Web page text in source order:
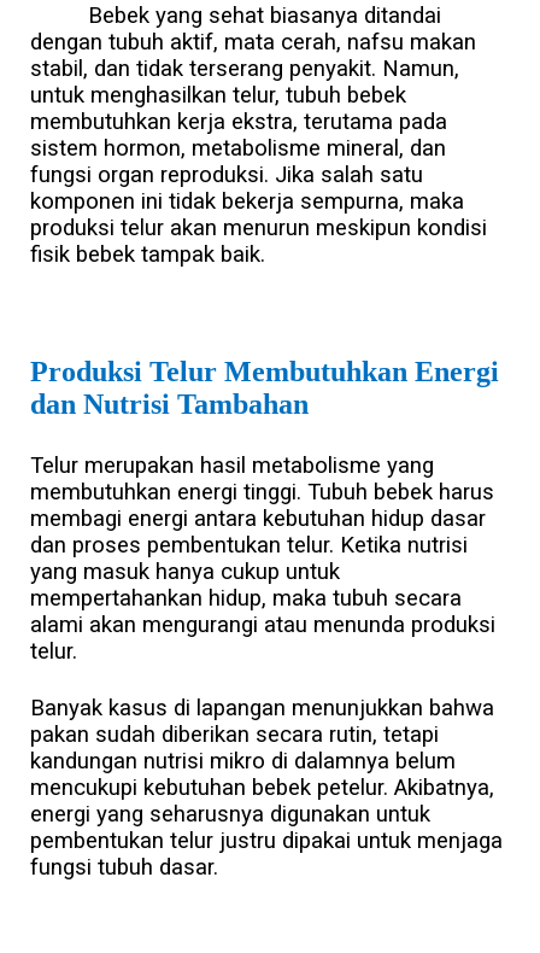
Bebek yang sehat biasanya ditandai
dengan tubuh aktif, mata cerah, nafsu makan
stabil, dan tidak terserang penyakit. Namun,
untuk menghasilkan telur, tubuh bebek
membutuhkan kerja ekstra, terutama pada
sistem hormon, metabolisme mineral, dan
fungsi organ reproduksi. Jika salah satu
komponen ini tidak bekerja sempurna, maka
produksi telur akan menurun meskipun kondisi
fisik bebek tampak baik.
Produksi Telur Membutuhkan Energi
dan Nutrisi Tambahan
Telur merupakan hasil metabolisme yang
membutuhkan energi tinggi. Tubuh bebek harus
membagi energi antara kebutuhan hidup dasar
dan proses pembentukan telur. Ketika nutrisi
yang masuk hanya cukup untuk
mempertahankan hidup, maka tubuh secara
alami akan mengurangi atau menunda produksi
telur.
Banyak kasus di lapangan menunjukkan bahwa
pakan sudah diberikan secara rutin, tetapi
kandungan nutrisi mikro di dalamnya belum
mencukupi kebutuhan bebek petelur. Akibatnya,
energi yang seharusnya digunakan untuk
pembentukan telur justru dipakai untuk menjaga
fungsi tubuh dasar.